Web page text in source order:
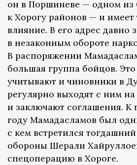
он в Поршиневе — одном
к Хорогу районов — и
влияние. В его адрес давно
в незаконным обороте
В распоряжении
большая группа бойцов. Это
учитывают и чиновники в
регулярно выходят с ним
и заключают соглашения. К
году Мамадасламов был
с кем встретился
обороны Шерали
спецоперацию в Хороге.